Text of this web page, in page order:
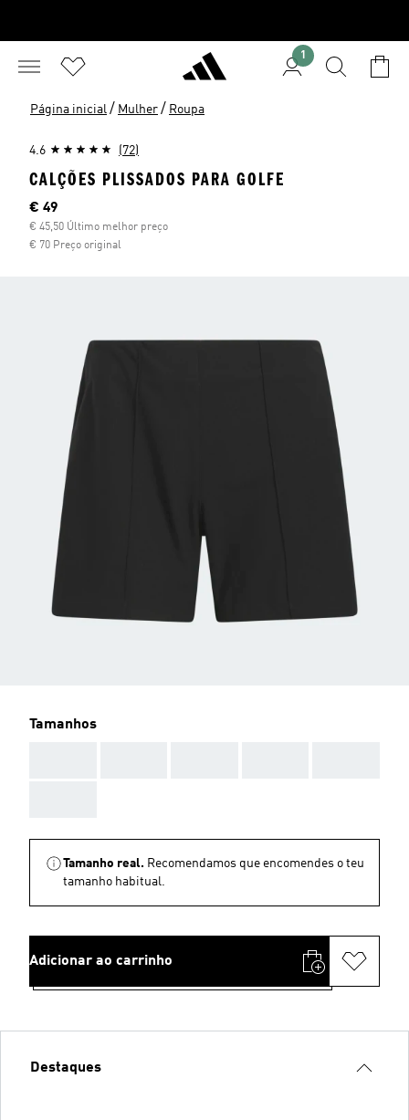
1
Página inicial / Mulher / Roupa
4.6 (72)
CALÇÕES PLISSADOS PARA GOLFE
Preço atual
€ 49
€ 45,50 Último melhor preço
€ 70 Preço original
Tamanhos
Tamanho real. Recomendamos que encomendes o teu
tamanho habitual.
Adicionar ao carrinho
Destaques